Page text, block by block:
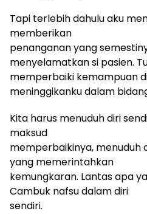
Tapi terlebih dahulu aku
memberikan
penanganan yang
menyelamatkan si pasien.
memperbaiki kemampuan
meninggikanku dalam
Kita harus menuduh diri
maksud
memperbaikinya, menuduh
yang memerintahkan
kemungkaran. Lantas apa
Cambuk nafsu dalam diri
sendiri.